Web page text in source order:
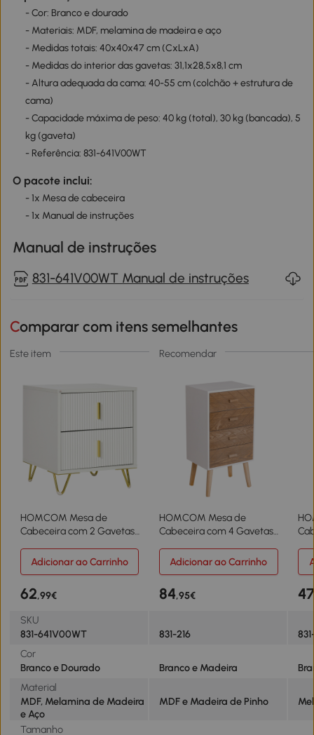
- Cor: Branco e dourado
- Materiais: MDF, melamina de madeira e aço
- Medidas totais: 40x40x47 cm (CxLxA)
- Medidas do interior das gavetas: 31,1x28,5x8,1 cm
- Altura adequada da cama: 40-55 cm (colchão + estrutura de
cama)
- Capacidade máxima de peso: 40 kg (total), 30 kg (bancada), 5
kg (gaveta)
- Referência: 831-641V00WT
O pacote inclui:
- 1x Mesa de cabeceira
- 1x Manual de instruções
Manual de instruções
831-641V00WT Manual de instruções
Comparar com itens semelhantes
Este item Recomendar
HOMCOM Mesa de
Cabeceira com 2 Gavetas
Metal para Sala de Estar
Dormitório 40x40x47 cm
HOMCOM Mesa de
Cabeceira com 4 Gavetas
Armazenamento para
Dormitório 40x30x75 cm
Adicionar ao Carrinho Adicionar ao Carrinho
62,99€ 84,95€
SKU
831-641V00WT
831-216
Cor
Branco e Dourado
Branco e Madeira
Material
MDF, Melamina de Madeira
e Aço
MDF e Madeira de Pinho
Tamanho